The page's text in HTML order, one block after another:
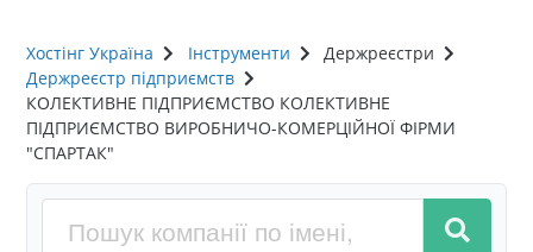
Хостінг Україна Інструменти
Держреєстри
Держреєстр підприємств
КОЛЕКТИВНЕ ПІДПРИЄМСТВО КОЛЕКТИВНЕ
ПІДПРИЄМСТВО ВИРОБНИЧО-КОМЕРЦІЙНОЇ ФІРМИ
"СПАРТАК"